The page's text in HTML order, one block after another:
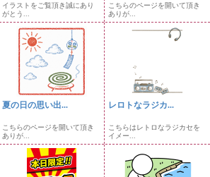
イラストをご覧頂き誠にあり
がとう...
こちらのページを開いて頂き
ありが...
夏の日の思い出...
こちらのページを開いて頂き
ありが...
レロトなラジカ...
こちらはレトロなラジカセを
イメー...